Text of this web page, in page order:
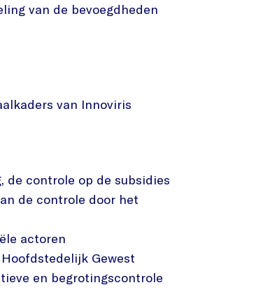
van de bevoegdheden
van Innoviris
de controle op de subsidies
de controle door het
actoren
Gewest
en begrotingscontrole